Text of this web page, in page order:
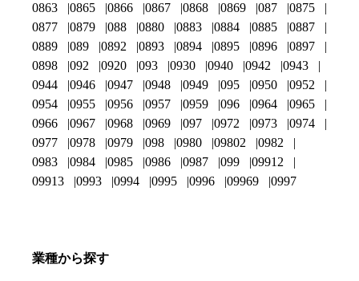
0863
0865 0866 0867 0868 0869 087
0875
0877
0879 088 0880 0883 0884 0885
0887
0889
089 0892 0893 0894 0895 0896
0897
0898
092 0920 093 0930 0940 0942
0943
0944
0946 0947 0948 0949 095 0950
0952
0954
0955 0956 0957 0959 096 0964
0965
0966
0967 0968 0969 097 0972 0973
0974
0977
0978 0979 098 0980 09802
0982
0983
0984 0985 0986 0987 099
09912
09913
0993 0994 0995 0996 09969 0997
業種から探す